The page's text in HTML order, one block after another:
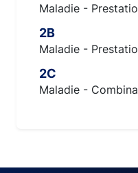
Maladie -
2B
Maladie -
2C
Maladie -